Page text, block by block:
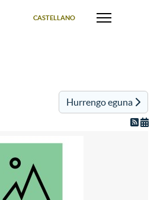
CASTELLANO
Hurrengo eguna